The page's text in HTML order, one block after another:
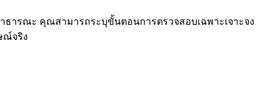
ารณะ คุณสามารถระบุขั้นตอนการตรวจสอบเฉพาะเจาะจง
ณ์จริง